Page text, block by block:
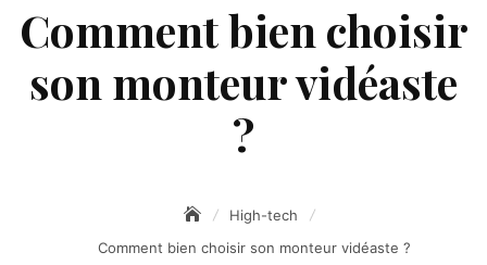
Comment bien choisir
son monteur vidéaste
?
High-tech
Comment bien choisir son monteur vidéaste ?